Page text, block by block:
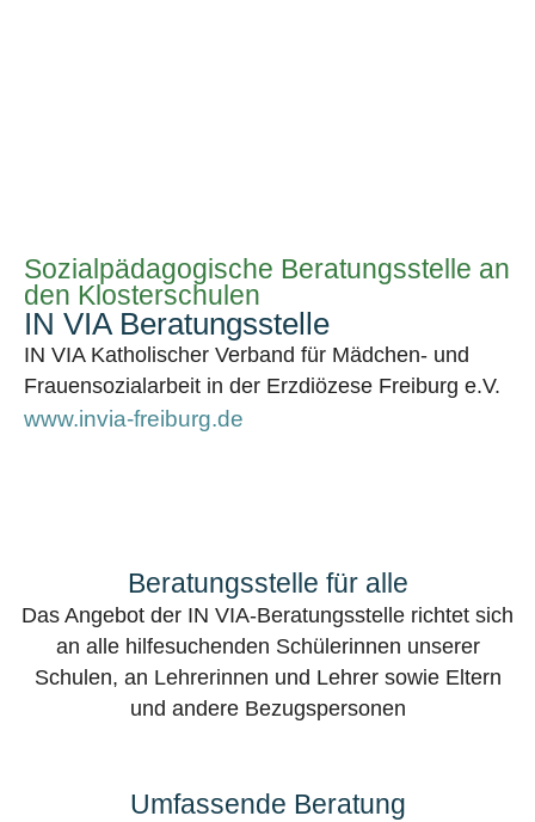
Sozialpädagogische Beratungsstelle an
den Klosterschulen
IN VIA Beratungsstelle
IN VIA Katholischer Verband für Mädchen- und
Frauensozialarbeit in der Erzdiözese Freiburg e.V.
www.invia-freiburg.de
Beratungsstelle für alle
Das Angebot der IN VIA-Beratungsstelle richtet sich
an alle hilfesuchenden Schülerinnen unserer
Schulen, an Lehrerinnen und Lehrer sowie Eltern
und andere Bezugspersonen
Umfassende Beratung